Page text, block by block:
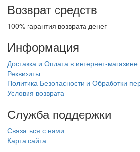
Возврат средств
100% гарантия возврата денег
Информация
Доставка и Оплата в интернет-
Реквизиты
Политика Безопасности и Обработки
Условия возврата
Служба поддержки
Связаться с нами
Карта сайта